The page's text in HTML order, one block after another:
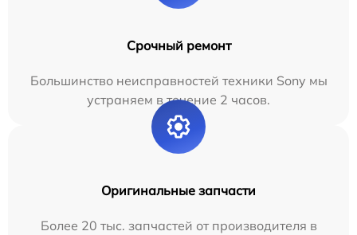
Срочный ремонт
Большинство неисправностей техники Sony мы
устраняем в течение 2 часов.
Оригинальные запчасти
Более 20 тыс. запчастей от производителя в